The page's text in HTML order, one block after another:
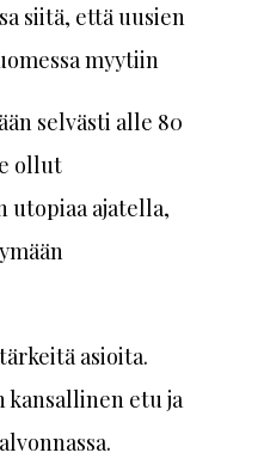
siitä, että uusien
myytiin
selvästi alle 80
ollut
utopiaa ajatella,
asioita.
etu ja